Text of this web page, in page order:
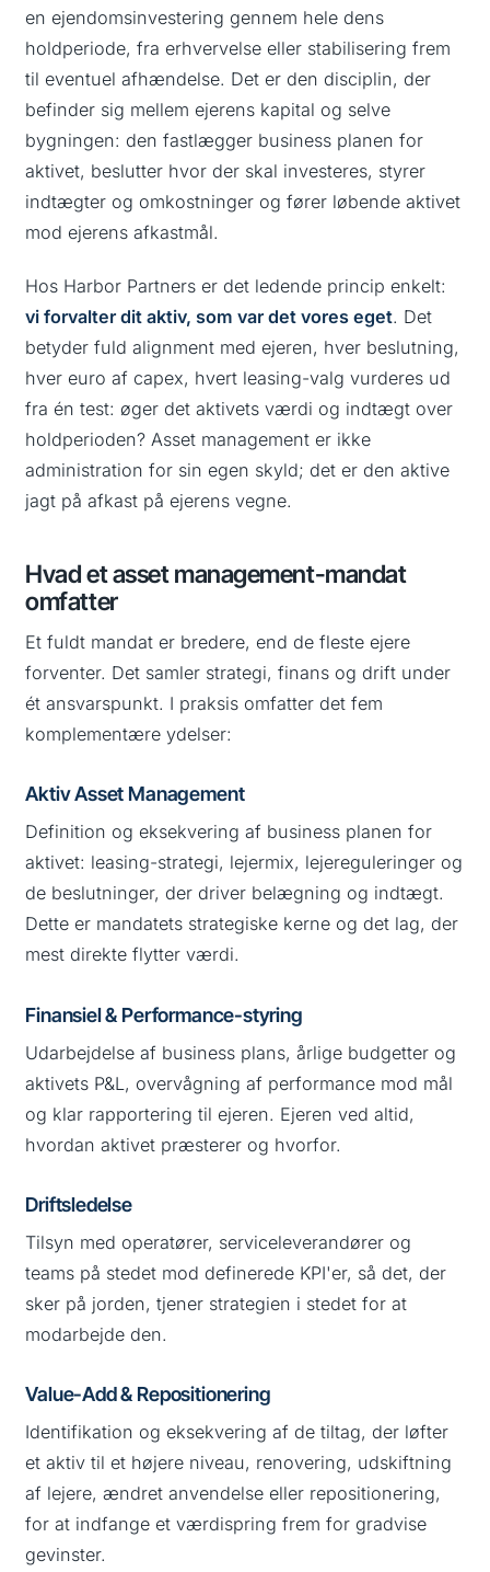
en ejendomsinvestering gennem hele dens
holdperiode, fra erhvervelse eller stabilisering frem
til eventuel afhændelse. Det er den disciplin, der
befinder sig mellem ejerens kapital og selve
bygningen: den fastlægger business planen for
aktivet, beslutter hvor der skal investeres, styrer
indtægter og omkostninger og fører løbende aktivet
mod ejerens afkastmål.
Hos Harbor Partners er det ledende princip enkelt:
vi forvalter dit aktiv, som var det vores eget. Det
betyder fuld alignment med ejeren, hver beslutning,
hver euro af capex, hvert leasing-valg vurderes ud
fra én test: øger det aktivets værdi og indtægt over
holdperioden? Asset management er ikke
administration for sin egen skyld; det er den aktive
jagt på afkast på ejerens vegne.
Hvad et asset management-mandat
omfatter
Et fuldt mandat er bredere, end de fleste ejere
forventer. Det samler strategi, finans og drift under
ét ansvarspunkt. I praksis omfatter det fem
komplementære ydelser:
Aktiv Asset Management
Definition og eksekvering af business planen for
aktivet: leasing-strategi, lejermix, lejereguleringer og
de beslutninger, der driver belægning og indtægt.
Dette er mandatets strategiske kerne og det lag, der
mest direkte flytter værdi.
Finansiel & Performance-styring
Udarbejdelse af business plans, årlige budgetter og
aktivets P&L, overvågning af performance mod mål
og klar rapportering til ejeren. Ejeren ved altid,
hvordan aktivet præsterer og hvorfor.
Driftsledelse
Tilsyn med operatører, serviceleverandører og
teams på stedet mod definerede KPI'er, så det, der
sker på jorden, tjener strategien i stedet for at
modarbejde den.
Value-Add & Repositionering
Identifikation og eksekvering af de tiltag, der løfter
et aktiv til et højere niveau, renovering, udskiftning
af lejere, ændret anvendelse eller repositionering,
for at indfange et værdispring frem for gradvise
gevinster.